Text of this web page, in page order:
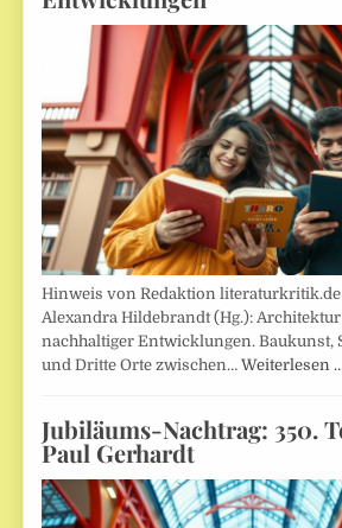
Hinweis von Redaktion
Alexandra Hildebrandt (Hg.):
nachhaltiger Entwicklungen. Baukunst,
und Dritte Orte zwischen…Weiterlesen
Jubiläums-Nachtrag: 350.
Paul Gerhardt